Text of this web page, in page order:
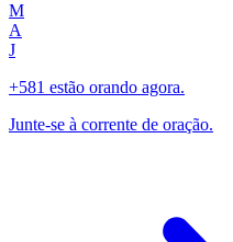
M
A
J
+581 estão orando agora.
Junte-se à corrente de oração.